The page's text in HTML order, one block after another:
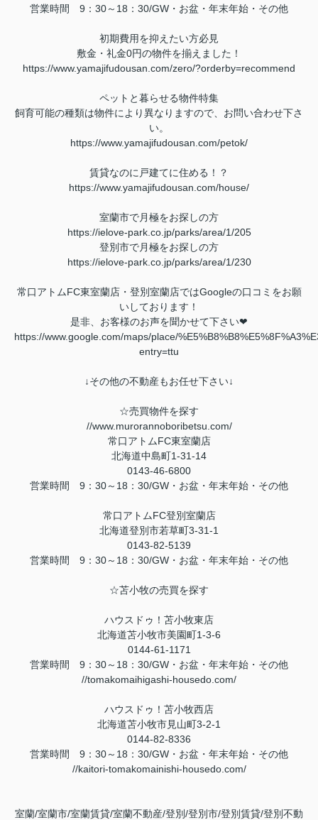
営業時間 9：30～18：30/GW・お盆・年末年始・その他
初期費用を抑えたい方必見
敷金・礼金0円の物件を揃えました！
https://www.yamajifudousan.com/zero/?orderby=recommend
ペットと暮らせる物件特集
飼育可能の種類は物件により異なりますので、お問い合わせ下さ
い。
https://www.yamajifudousan.com/petok/
賃貸なのに戸建てに住める！？
https://www.yamajifudousan.com/house/
室蘭市で月極をお探しの方
https://ielove-park.co.jp/parks/area/1/205
登別市で月極をお探しの方
https://ielove-park.co.jp/parks/area/1/230
常口アトムFC東室蘭店・登別室蘭店ではGoogleの口コミをお願
いしております！
是非、お客様のお声を聞かせて下さい❤
https://www.google.com/maps/place/
entry=ttu
↓その他の不動産もお任せ下さい↓
☆売買物件を探す
//www.murorannoboribetsu.com/
常口アトムFC東室蘭店
北海道中島町1-31-14
0143-46-6800
営業時間 9：30～18：30/GW・お盆・年末年始・その他
常口アトムFC登別室蘭店
北海道登別市若草町3-31-1
0143-82-5139
営業時間 9：30～18：30/GW・お盆・年末年始・その他
☆苫小牧の売買を探す
ハウスドゥ！苫小牧東店
北海道苫小牧市美園町1-3-6
0144-61-1171
営業時間 9：30～18：30/GW・お盆・年末年始・その他
//tomakomaihigashi-housedo.com/
ハウスドゥ！苫小牧西店
北海道苫小牧市見山町3-2-1
0144-82-8336
営業時間 9：30～18：30/GW・お盆・年末年始・その他
//kaitori-tomakomainishi-housedo.com/
室蘭/室蘭市/室蘭賃貸/室蘭不動産/登別/登別市/登別賃貸/登別不動